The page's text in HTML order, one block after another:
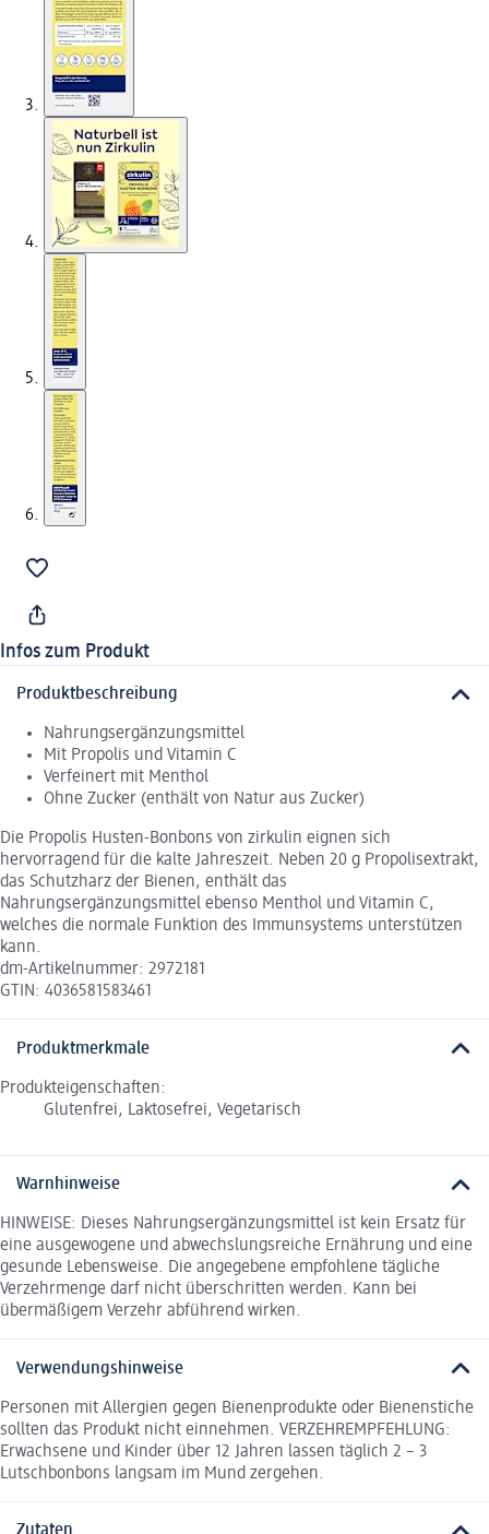
Infos zum Produkt
Produktbeschreibung
Nahrungsergänzungsmittel
Mit Propolis und Vitamin C
Verfeinert mit Menthol
Ohne Zucker (enthält von Natur aus Zucker)
Die Propolis Husten-Bonbons von zirkulin eignen sich
hervorragend für die kalte Jahreszeit. Neben 20 g Propolisextrakt,
das Schutzharz der Bienen, enthält das
Nahrungsergänzungsmittel ebenso Menthol und Vitamin C,
welches die normale Funktion des Immunsystems unterstützen
kann.
dm-Artikelnummer: 2972181
GTIN: 4036581583461
Produktmerkmale
Produkteigenschaften:
Glutenfrei, Laktosefrei, Vegetarisch
Warnhinweise
HINWEISE: Dieses Nahrungsergänzungsmittel ist kein Ersatz für
eine ausgewogene und abwechslungsreiche Ernährung und eine
gesunde Lebensweise. Die angegebene empfohlene tägliche
Verzehrmenge darf nicht überschritten werden. Kann bei
übermäßigem Verzehr abführend wirken.
Verwendungshinweise
Personen mit Allergien gegen Bienenprodukte oder Bienenstiche
sollten das Produkt nicht einnehmen. VERZEHREMPFEHLUNG:
Erwachsene und Kinder über 12 Jahren lassen täglich 2 – 3
Lutschbonbons langsam im Mund zergehen.